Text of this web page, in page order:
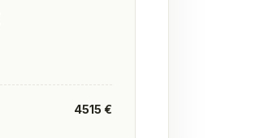
4515 €